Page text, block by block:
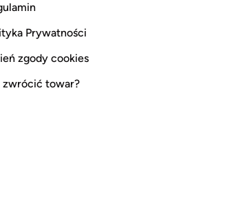
Prywatności
zgody cookies
zwrócić towar?